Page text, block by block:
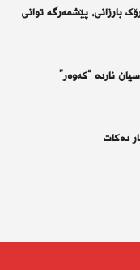
بارزانی، پێشمەرگە توانی
ناردە “کەوەر”
دەکات